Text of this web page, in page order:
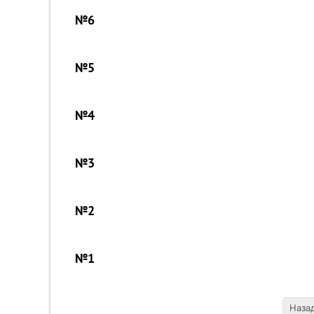
№6
№5
№4
№3
№2
№1